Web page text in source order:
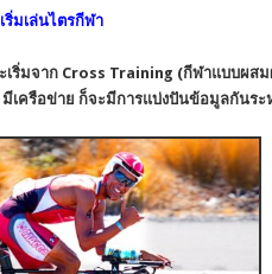
ริ่มเล่นไตรกีฬา
ริ่มจาก Cross Training (กีฬาแบบผสม
มีเครือข่าย ก็จะมีการแบ่งปันข้อมูลกันร